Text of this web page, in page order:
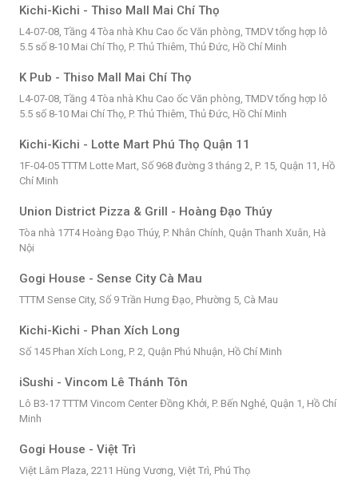
Kichi-Kichi - Thiso Mall Mai Chí Thọ
L4-07-08, Tầng 4 Tòa nhà Khu Cao ốc Văn phòng, TMDV tổng hợp lô
5.5 số 8-10 Mai Chí Thọ, P. Thủ Thiêm, Thủ Đức, Hồ Chí Minh
K Pub - Thiso Mall Mai Chí Thọ
L4-07-08, Tầng 4 Tòa nhà Khu Cao ốc Văn phòng, TMDV tổng hợp lô
5.5 số 8-10 Mai Chí Thọ, P. Thủ Thiêm, Thủ Đức, Hồ Chí Minh
Kichi-Kichi - Lotte Mart Phú Thọ Quận 11
1F-04-05 TTTM Lotte Mart, Số 968 đường 3 tháng 2, P. 15, Quận 11, Hồ
Chí Minh
Union District Pizza & Grill - Hoàng Đạo Thúy
Tòa nhà 17T4 Hoàng Đạo Thúy, P. Nhân Chính, Quận Thanh Xuân, Hà
Nội
Gogi House - Sense City Cà Mau
TTTM Sense City, Số 9 Trần Hưng Đạo, Phường 5, Cà Mau
Kichi-Kichi - Phan Xích Long
Số 145 Phan Xích Long, P. 2, Quận Phú Nhuận, Hồ Chí Minh
iSushi - Vincom Lê Thánh Tôn
Lô B3-17 TTTM Vincom Center Đồng Khởi, P. Bến Nghé, Quận 1, Hồ Chí
Minh
Gogi House - Việt Trì
Việt Lâm Plaza, 2211 Hùng Vương, Việt Trì, Phú Thọ